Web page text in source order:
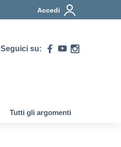
Accedi
Seguici su:
Tutti gli argomenti